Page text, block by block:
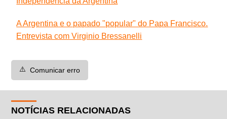
A Argentina e o papado "popular" do Papa Francisco.
Entrevista com Virginio Bressanelli
⚠️ Comunicar erro
NOTÍCIAS RELACIONADAS